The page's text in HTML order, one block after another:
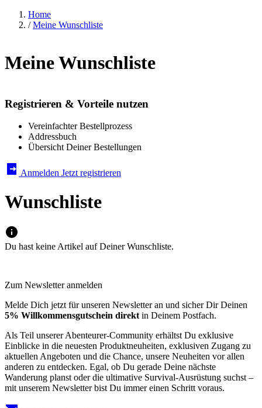
Home
/ Meine Wunschliste
Meine Wunschliste
Registrieren & Vorteile nutzen
Vereinfachter Bestellprozess
Addressbuch
Übersicht Deiner Bestellungen
Anmelden Jetzt registrieren
Wunschliste
Du hast keine Artikel auf Deiner Wunschliste.
Zum Newsletter anmelden
Melde Dich jetzt für unseren Newsletter an und sicher Dir Deinen
5% Willkommensgutschein direkt in Deinem Postfach.
Als Teil unserer Abenteurer-Community erhältst Du exklusive
Einblicke in die neuesten Produktneuheiten, exklusiven Zugang zu
aktuellen Angeboten und die Chance, unsere Neuheiten vor allen
anderen zu entdecken. Egal, ob Du gerade Deine nächste
Wanderung planst oder die ultimative Survival-Ausrüstung suchst –
mit unserem Newsletter bist Du immer einen Schritt voraus.